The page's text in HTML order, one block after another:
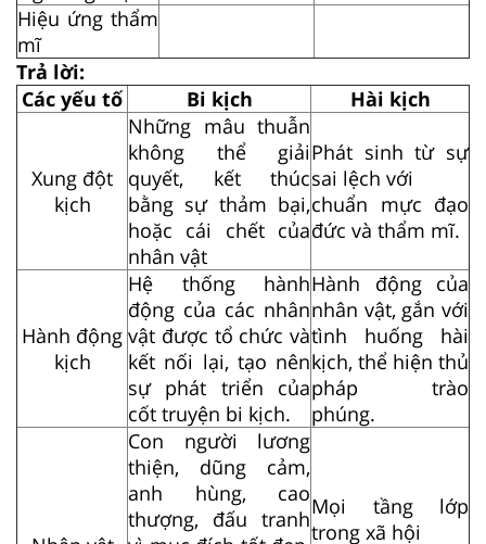
Hiệu ứng thẩm
mĩ
Trả lời:
Các yếu tố
Bi kịch Hài kịch
Xung đột
kịch
Những mâu thuẫn
không thể giải
quyết, kết thúc
bằng sự thảm bại,
hoặc cái chết của
nhân vật
Phát sinh từ sự
sai lệch với
chuẩn mực đạo
đức và thẩm mĩ.
Hành động
kịch
Hệ thống hành
động của các nhân
vật được tổ chức và
kết nối lại, tạo nên
sự phát triển của
cốt truyện bi kịch.
Hành động của
nhân vật, gắn với
tình huống hài
kịch, thể hiện thủ
pháp trào
phúng.
Con người lương
thiện, dũng cảm,
anh hùng, cao
thượng, đấu tranhMọi tầng lớp
trong xã hội